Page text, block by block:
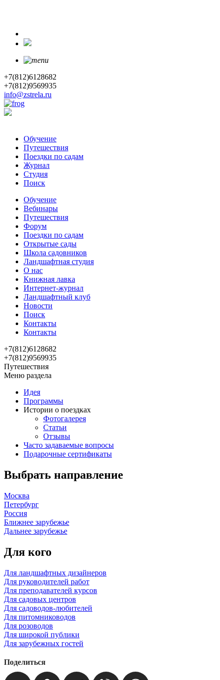
+7(812)6128682
+7(812)9569935
info@zstrela.ru
Обучение
Путешествия
Поездки по садам
Журнал
Студия
Поиск
Обучение
Вебинары
Путешествия
Форум
Поездки по садам
Открытые сады
Школа садовников
Ландшафтная студия
О нас
Книжная лавка
Интернет-журнал
Ландшафтный клуб
Новости
Поиск
Контакты
Контакты
+7(812)6128682
+7(812)9569935
Путешествия
Меню раздела
Идея
Программы
Истории о поездках
Фотогалерея
Статьи
Отзывы
Часто задаваемые вопросы
Подарочные сертификаты
Выбрать направление
Москва
Петербург
Россия
Ближнее зарубежье
Дальнее зарубежье
Для кого
Для ландшафтных дизайнеров
Для руководителей работ
Для преподавателей курсов
Для садовых центров
Для садоводов-любителей
Для питомниководов
Для розоводов
Для широкой публики
Для зарубежных гостей
Поделиться